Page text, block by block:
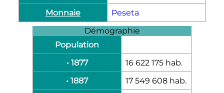
Monnaie
Peseta
Démographie
Population
• 1877
16 622 175 hab.
• 1887
17 549 608 hab.